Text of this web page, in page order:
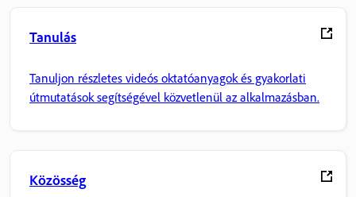
Tanulás
Tanuljon részletes videós oktatóanyagok és gyakorlati
útmutatások segítségével közvetlenül az alkalmazásban.
Közösség